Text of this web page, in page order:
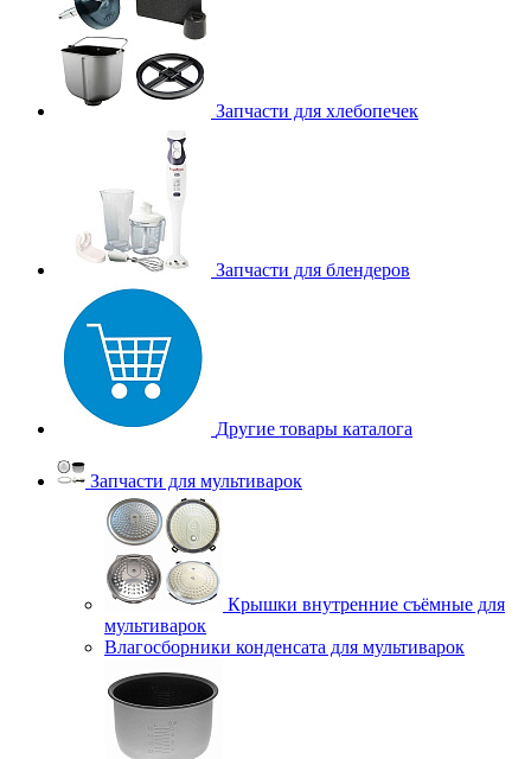
Запчасти для хлебопечек
Запчасти для блендеров
Другие товары каталога
Запчасти для мультиварок
Крышки внутренние съёмные для
мультиварок
Влагосборники конденсата для мультиварок